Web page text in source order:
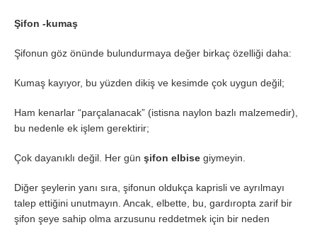
Şifon -kumaş
Şifonun göz önünde bulundurmaya değer birkaç özelliği daha:
Kumaş kayıyor, bu yüzden dikiş ve kesimde çok uygun değil;
Ham kenarlar “parçalanacak” (istisna naylon bazlı malzemedir),
bu nedenle ek işlem gerektirir;
Çok dayanıklı değil. Her gün şifon elbise giymeyin.
Diğer şeylerin yanı sıra, şifonun oldukça kaprisli ve ayrılmayı
talep ettiğini unutmayın. Ancak, elbette, bu, gardıropta zarif bir
şifon şeye sahip olma arzusunu reddetmek için bir neden